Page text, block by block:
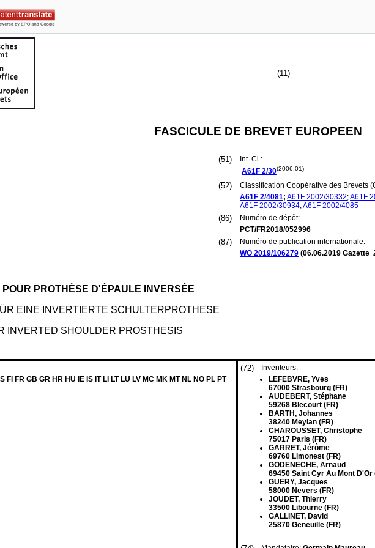
(11)
FASCICULE DE BREVET EUROPEEN
(51)
Int. Cl.:
A61F 2/30(2006.01)
(52)
Classification Coopérative des Brevets
A61F 2/4081; A61F 2002/30332;A61F
A61F 2002/30934;A61F 2002/4085
(86)
Numéro de dépôt:
PCT/FR2018/052996
(87)
Numéro de publication internationale:
WO 2019/106279 (06.06.2019 Gazette
POUR PROTHÈSE D'ÉPAULE INVERSÉE
EINE INVERTIERTE SCHULTERPROTHESE
INVERTED SHOULDER PROSTHESIS
FI FR GB GR HR HU IE IS IT LI LT LU LV MC MK MT NL NO PL PT
(72)
Inventeurs:
LEFEBVRE, Yves
67000 Strasbourg (FR)
AUDEBERT, Stéphane
59268 Blecourt (FR)
BARTH, Johannes
38240 Meylan (FR)
CHAROUSSET, Christophe
75017 Paris (FR)
GARRET, Jérôme
69760 Limonest (FR)
GODENECHE, Arnaud
69450 Saint Cyr Au Mont D'Or
GUERY, Jacques
58000 Nevers (FR)
JOUDET, Thierry
33500 Libourne (FR)
GALLINET, David
25870 Geneuille (FR)